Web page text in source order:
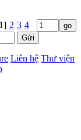
2 3 4
Liên hệ Thư viện